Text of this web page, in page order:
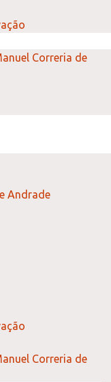
Correria de
Andrade
Correria de